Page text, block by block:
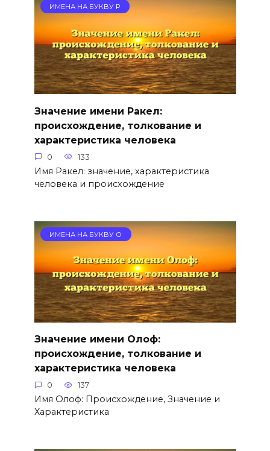
ИМЕНА НА БУКВУ Р
Значение имени Ракел:
происхождение, толкование и
характеристика человека
0 133
Имя Ракел: значение, характеристика
человека и происхождение
ИМЕНА НА БУКВУ О
Значение имени Олоф:
происхождение, толкование и
характеристика человека
0 137
Имя Олоф: Происхождение, Значение и
Характеристика